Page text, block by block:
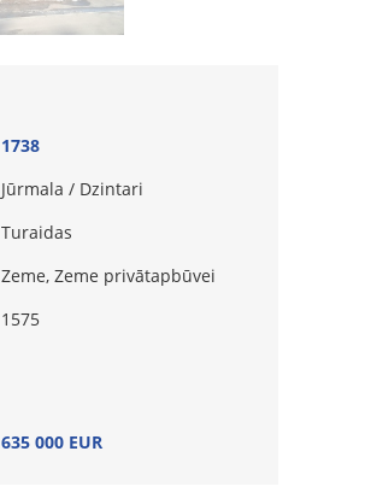
1738
Jūrmala / Dzintari
Turaidas
Zeme, Zeme privātapbūvei
1575
635 000 EUR